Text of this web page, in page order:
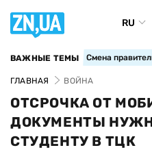
RU
ВАЖНЫЕ ТЕМЫ Смена
ГЛАВНАЯ ВОЙНА
ОТСРОЧКА ОТ
ДОКУМЕНТЫ
СТУДЕНТУ В ТЦК